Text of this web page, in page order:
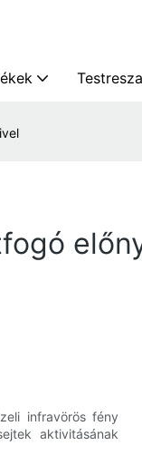
infravörös fény
aktivitásának